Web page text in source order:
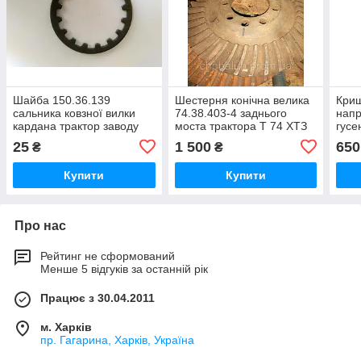
Шайба 150.36.139
сальника ковзної вилки
кардана трактор заводу
151,Т-156,Т-17221,Т-17021,ХТЗ
121
25 ₴
Купити
Шестерня конічна велика
74.38.403-4 заднього
моста трактора Т 74 ХТЗ
1 500₴
Купити
650
Про нас
Рейтинг не сформований
Менше 5 відгуків за останній рік
Працює з 30.04.2011
м. Харків
пр. Гагарина, Харків, Україна